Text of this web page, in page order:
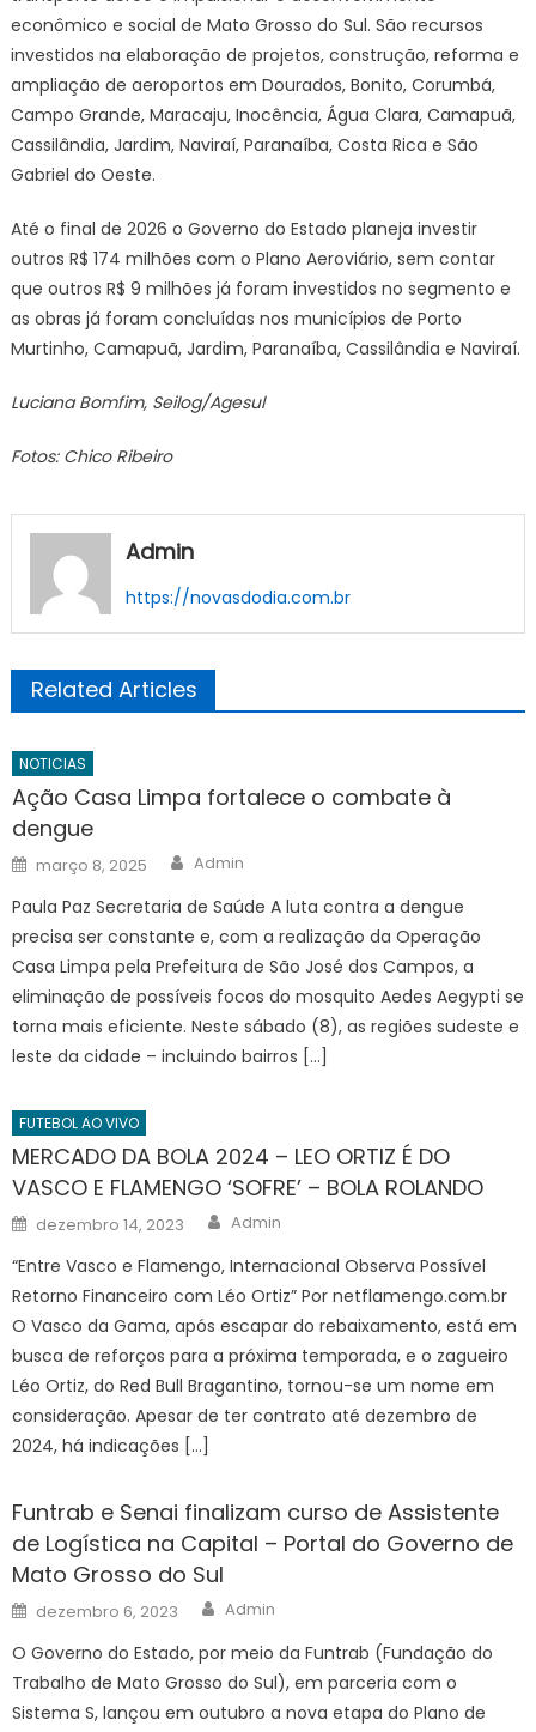
econômico e social de Mato Grosso do Sul. São recursos
investidos na elaboração de projetos, construção, reforma e
ampliação de aeroportos em Dourados, Bonito, Corumbá,
Campo Grande, Maracaju, Inocência, Água Clara, Camapuã,
Cassilândia, Jardim, Naviraí, Paranaíba, Costa Rica e São
Gabriel do Oeste.
Até o final de 2026 o Governo do Estado planeja investir
outros R$ 174 milhões com o Plano Aeroviário, sem contar
que outros R$ 9 milhões já foram investidos no segmento e
as obras já foram concluídas nos municípios de Porto
Murtinho, Camapuã, Jardim, Paranaíba, Cassilândia e Naviraí.
Luciana Bomfim, Seilog/Agesul
Fotos: Chico Ribeiro
Admin
https://novasdodia.com.br
Related Articles
NOTICIAS
Ação Casa Limpa fortalece o combate à
dengue
Posted
on
março 8, 2025 Author
Admin
Paula Paz Secretaria de Saúde A luta contra a dengue
precisa ser constante e, com a realização da Operação
Casa Limpa pela Prefeitura de São José dos Campos, a
eliminação de possíveis focos do mosquito Aedes Aegypti se
torna mais eficiente. Neste sábado (8), as regiões sudeste e
leste da cidade – incluindo bairros […]
FUTEBOL AO VIVO
MERCADO DA BOLA 2024 – LEO ORTIZ É DO
VASCO E FLAMENGO ‘SOFRE’ – BOLA ROLANDO
Posted
on
dezembro 14, 2023 Author
Admin
“Entre Vasco e Flamengo, Internacional Observa Possível
Retorno Financeiro com Léo Ortiz” Por netflamengo.com.br
O Vasco da Gama, após escapar do rebaixamento, está em
busca de reforços para a próxima temporada, e o zagueiro
Léo Ortiz, do Red Bull Bragantino, tornou-se um nome em
consideração. Apesar de ter contrato até dezembro de
2024, há indicações […]
Funtrab e Senai finalizam curso de Assistente
de Logística na Capital – Portal do Governo de
Mato Grosso do Sul
Posted
on
dezembro 6, 2023 Author
Admin
O Governo do Estado, por meio da Funtrab (Fundação do
Trabalho de Mato Grosso do Sul), em parceria com o
Sistema S, lançou em outubro a nova etapa do Plano de